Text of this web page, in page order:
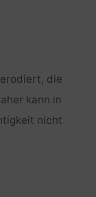
die
kann in
nicht